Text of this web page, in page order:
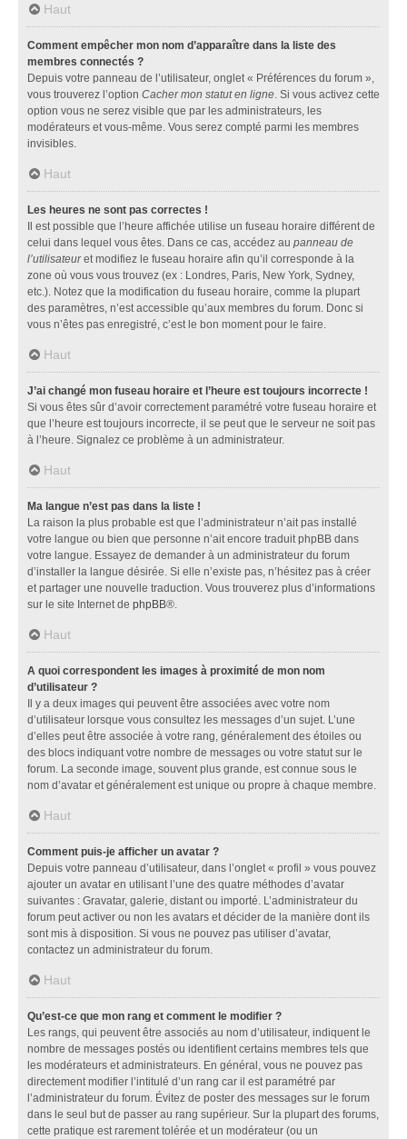
Haut
Comment empêcher mon nom d’apparaître dans la liste des
membres connectés ?
Depuis votre panneau de l’utilisateur, onglet « Préférences du forum »,
vous trouverez l’option Cacher mon statut en ligne. Si vous activez cette
option vous ne serez visible que par les administrateurs, les
modérateurs et vous-même. Vous serez compté parmi les membres
invisibles.
Haut
Les heures ne sont pas correctes !
Il est possible que l’heure affichée utilise un fuseau horaire différent de
celui dans lequel vous êtes. Dans ce cas, accédez au panneau de
l’utilisateuret modifiez le fuseau horaire afin qu’il corresponde à la
zone où vous vous trouvez (ex : Londres, Paris, New York, Sydney,
etc.). Notez que la modification du fuseau horaire, comme la plupart
des paramètres, n’est accessible qu’aux membres du forum. Donc si
vous n’êtes pas enregistré, c’est le bon moment pour le faire.
Haut
J’ai changé mon fuseau horaire et l’heure est toujours incorrecte !
Si vous êtes sûr d’avoir correctement paramétré votre fuseau horaire et
que l’heure est toujours incorrecte, il se peut que le serveur ne soit pas
à l’heure. Signalez ce problème à un administrateur.
Haut
Ma langue n’est pas dans la liste !
La raison la plus probable est que l’administrateur n’ait pas installé
votre langue ou bien que personne n’ait encore traduit phpBB dans
votre langue. Essayez de demander à un administrateur du forum
d’installer la langue désirée. Si elle n’existe pas, n’hésitez pas à créer
et partager une nouvelle traduction. Vous trouverez plus d’informations
sur le site Internet de phpBB®.
Haut
A quoi correspondent les images à proximité de mon nom
d’utilisateur ?
Il y a deux images qui peuvent être associées avec votre nom
d’utilisateur lorsque vous consultez les messages d’un sujet. L’une
d’elles peut être associée à votre rang, généralement des étoiles ou
des blocs indiquant votre nombre de messages ou votre statut sur le
forum. La seconde image, souvent plus grande, est connue sous le
nom d’avatar et généralement est unique ou propre à chaque membre.
Haut
Comment puis-je afficher un avatar ?
Depuis votre panneau d’utilisateur, dans l’onglet « profil » vous pouvez
ajouter un avatar en utilisant l’une des quatre méthodes d’avatar
suivantes : Gravatar, galerie, distant ou importé. L’administrateur du
forum peut activer ou non les avatars et décider de la manière dont ils
sont mis à disposition. Si vous ne pouvez pas utiliser d’avatar,
contactez un administrateur du forum.
Haut
Qu’est-ce que mon rang et comment le modifier ?
Les rangs, qui peuvent être associés au nom d’utilisateur, indiquent le
nombre de messages postés ou identifient certains membres tels que
les modérateurs et administrateurs. En général, vous ne pouvez pas
directement modifier l’intitulé d’un rang car il est paramétré par
l’administrateur du forum. Évitez de poster des messages sur le forum
dans le seul but de passer au rang supérieur. Sur la plupart des forums,
cette pratique est rarement tolérée et un modérateur (ou un